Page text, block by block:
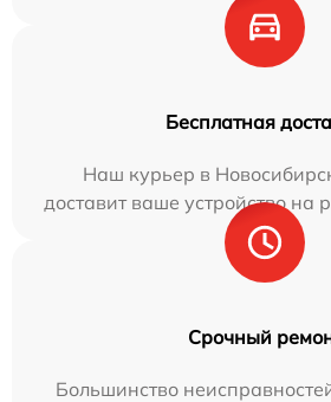
Бесплатная
Наш курьер в
доставит ваше устройство на
Срочный
Большинство